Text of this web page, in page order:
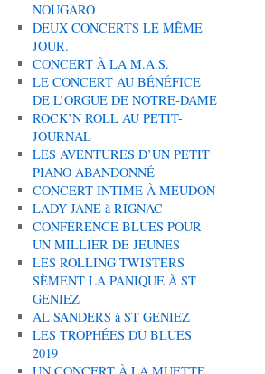
NOUGARO
DEUX CONCERTS LE MÊME
JOUR.
CONCERT À LA M.A.S.
LE CONCERT AU BÉNÉFICE
DE L’ORGUE DE NOTRE-DAME
ROCK’N ROLL AU PETIT-
JOURNAL
LES AVENTURES D’UN PETIT
PIANO ABANDONNÉ
CONCERT INTIME À MEUDON
LADY JANE à RIGNAC
CONFÉRENCE BLUES POUR
UN MILLIER DE JEUNES
LES ROLLING TWISTERS
SÈMENT LA PANIQUE À ST
GENIEZ
AL SANDERS à ST GENIEZ
LES TROPHÉES DU BLUES
2019